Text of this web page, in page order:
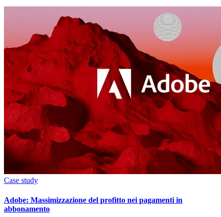
Case study
Adobe: Massimizzazione del profitto nei pagamenti in
abbonamento